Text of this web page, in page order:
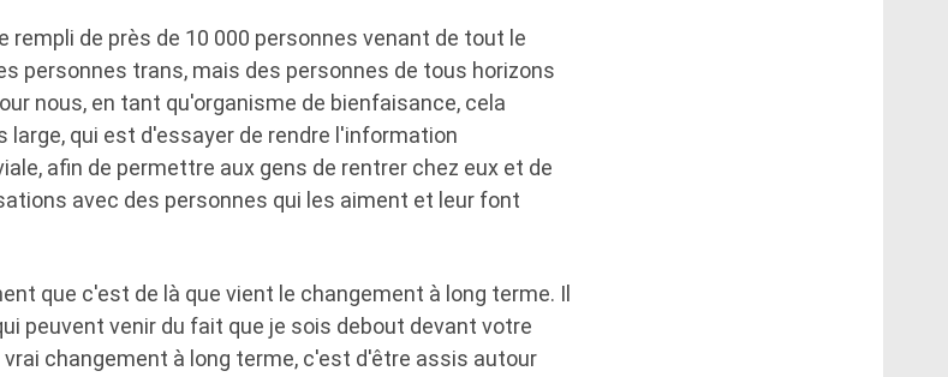
rempli de près de 10 000 personnes venant de tout le
personnes trans, mais des personnes de tous horizons
nous, en tant qu'organisme de bienfaisance, cela
qui est d'essayer de rendre l'information
afin de permettre aux gens de rentrer chez eux et de
avec des personnes qui les aiment et leur font
que c'est de là que vient le changement à long terme. Il
peuvent venir du fait que je sois debout devant votre
changement à long terme, c'est d'être assis autour